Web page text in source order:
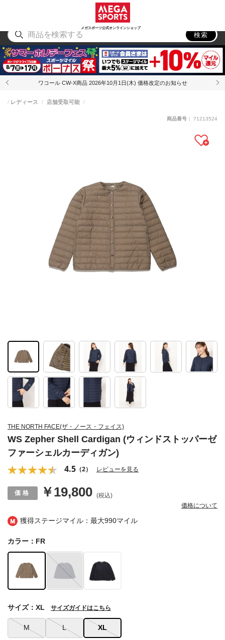
メガスポーツ公式オンラインショップ
アウトドア
検索
ワコール CW-X商品 2026年10月1日(木) 価格改定のお知らせ
獲得ステージマイル：最大990マイル
THE NORTH FACE(ザ・ノース・フェイス)
WS Zepher Shell Cardigan (ウィンドストッパーゼ
ファーシェルカーディガン)
4.5 （2） レビューを見る
レディース 店舗受取可能
￥19,800 (税込)
価格について
商品番号： 71213524
カラー：FR
M L XL
サイズ：XL サイズガイドはこちら